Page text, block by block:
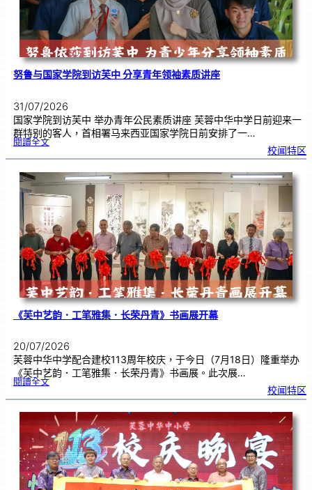
努鲁与国家学院到访芙中 分享青年领袖素质讲座
31/07/2026
国家学院到访芙中 举办青年公民素质讲座 芙蓉中华中学日前迎来一
群特别的客人，首相署马来西亚国家学院日前安排了一…
閱讀全文:努
国
学
院
到
访
中
分
享
青
年
领
袖
素
质
讲
座
校闻特区
《芙中艺韵．工笔雅集．长荣丹青》书画展开幕
20/07/2026
芙蓉中华中学配合建校113周年校庆，于今日（7月18日）隆重举办
《芙中艺韵．工笔雅集．长荣丹青》书画展。此次展…
閱讀全文:《
艺
．
工
笔
雅
集
．
长
荣
丹
青
》
书
画
展
开
幕
校闻特区